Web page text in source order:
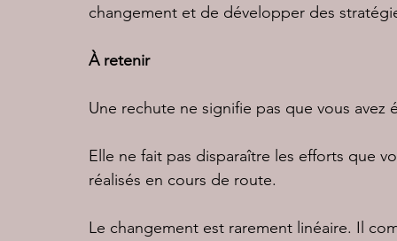
changement et de développer des
À retenir
Une rechute ne signifie pas que vous avez
Elle ne fait pas disparaître les efforts que
réalisés en cours de route.
Le changement est rarement linéaire. Il